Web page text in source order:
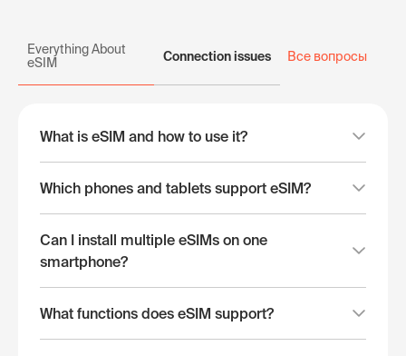
Everything About
eSIM
Connection issues Все вопросы
What is eSIM and how to use it?
Which phones and tablets support eSIM?
Can I install multiple eSIMs on one
smartphone?
What functions does eSIM support?